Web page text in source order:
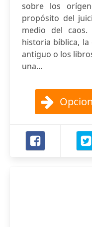
sobre los
propósito del
medio del
historia bíblica,
antiguo o los
una...